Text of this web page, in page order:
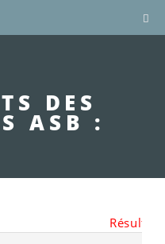
DES
ASB :